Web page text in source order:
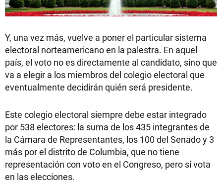
Y, una vez más, vuelve a poner el particular sistema
electoral norteamericano en la palestra. En aquel
país, el voto no es directamente al candidato, sino que
va a elegir a los miembros del colegio electoral que
eventualmente decidirán quién será presidente.
Este colegio electoral siempre debe estar integrado
por 538 electores: la suma de los 435 integrantes de
la Cámara de Representantes, los 100 del Senado y 3
más por el distrito de Columbia, que no tiene
representación con voto en el Congreso, pero sí vota
en las elecciones.